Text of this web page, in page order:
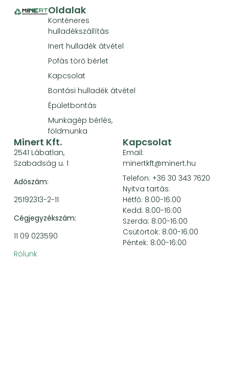
Oldalak
Konténeres
hulladékszállítás
Inert hulladék átvétel
Pofás törő bérlet
Kapcsolat
Bontási hulladék átvétel
Épületbontás
Munkagép bérlés,
földmunka
Minert Kft.
2541 Lábatlan,
Szabadság u. 1
Adószám:
25192313-2-11
Cégjegyzékszám:
11 09 023590
Rólunk
Kapcsolat
Email:
minertkft@minert.hu
Telefon: +36 30 343 7620
Nyitva tartás:
Hétfő: 8:00-16:00
Kedd: 8:00-16:00
Szerda: 8:00-16:00
Csütörtök: 8:00-16:00
Péntek: 8:00-16:00